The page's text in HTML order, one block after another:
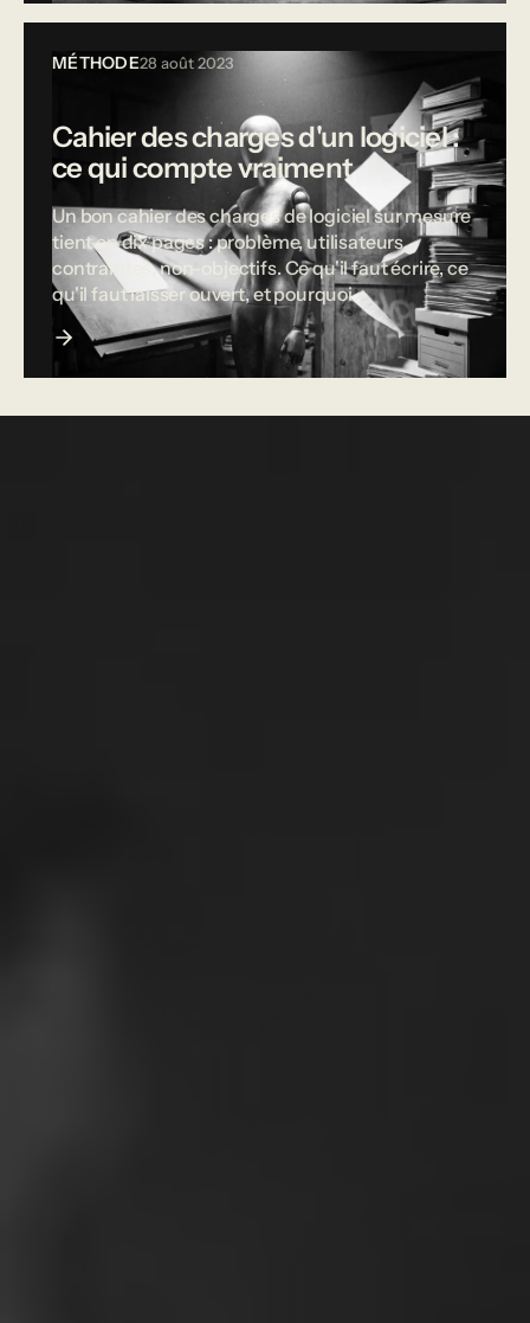
MÉTHODE28 août 2023
Cahier des charges d'un logiciel :
ce qui compte vraiment
Un bon cahier des charges de logiciel sur mesure
tient en dix pages : problème, utilisateurs,
contraintes, non-objectifs. Ce qu'il faut écrire, ce
qu'il faut laisser ouvert, et pourquoi.